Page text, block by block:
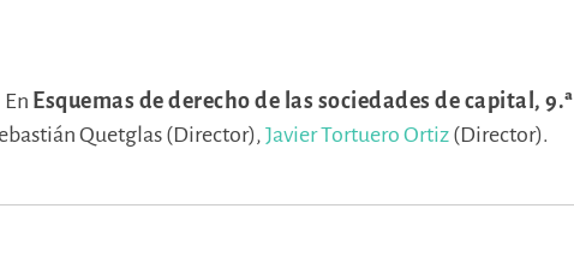
En Esquemas de derecho de las sociedades de capital, 9.ª
Quetglas (Director),Javier Tortuero Ortiz(Director).